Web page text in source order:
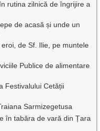
rutina zilnică de îngrijire a
de acasă și unde un
de Sf. Ilie, pe muntele
Publice de alimentare
Festivalului Cetății
Sarmizegetusa
în tabăra de vară din Țara